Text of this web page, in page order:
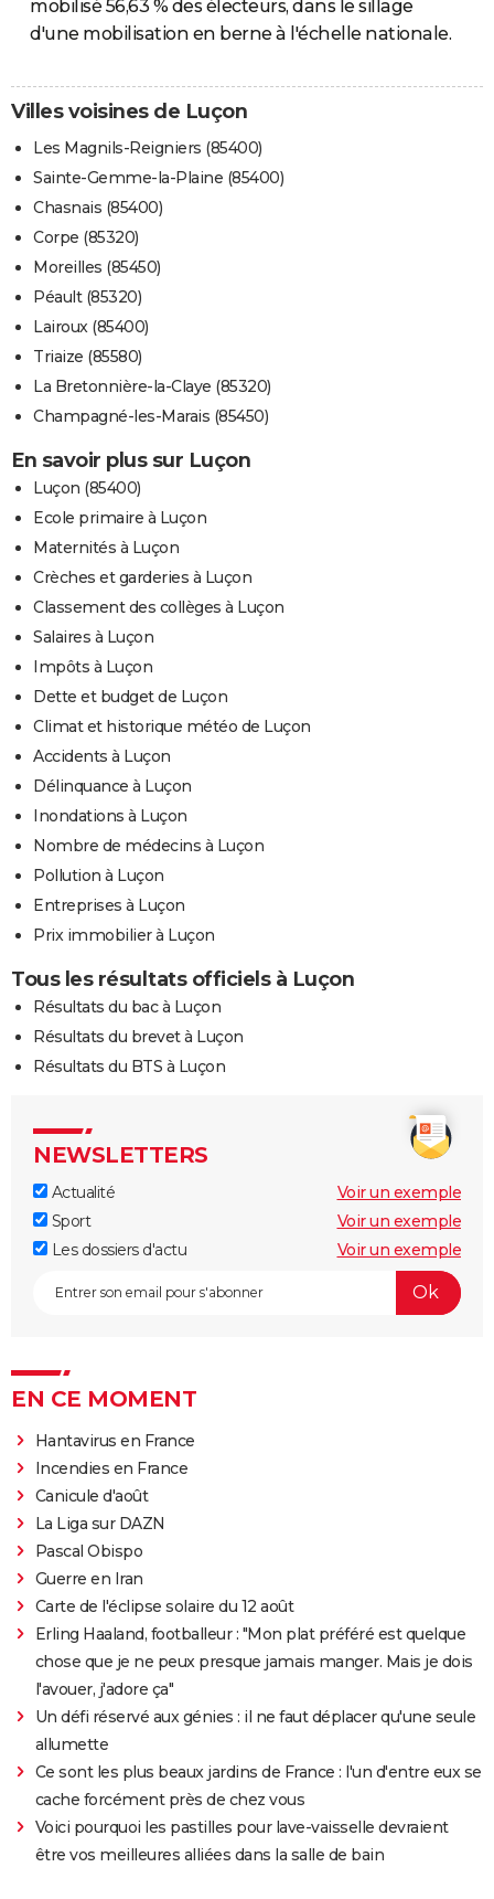
mobilisé 56,63 % des électeurs, dans le sillage
d'une mobilisation en berne à l'échelle nationale.
Villes voisines de Luçon
Les Magnils-Reigniers (85400)
Sainte-Gemme-la-Plaine (85400)
Chasnais (85400)
Corpe (85320)
Moreilles (85450)
Péault (85320)
Lairoux (85400)
Triaize (85580)
La Bretonnière-la-Claye (85320)
Champagné-les-Marais (85450)
En savoir plus sur Luçon
Luçon (85400)
Ecole primaire à Luçon
Maternités à Luçon
Crèches et garderies à Luçon
Classement des collèges à Luçon
Salaires à Luçon
Impôts à Luçon
Dette et budget de Luçon
Climat et historique météo de Luçon
Accidents à Luçon
Délinquance à Luçon
Inondations à Luçon
Nombre de médecins à Luçon
Pollution à Luçon
Entreprises à Luçon
Prix immobilier à Luçon
Tous les résultats officiels à Luçon
Résultats du bac à Luçon
Résultats du brevet à Luçon
Résultats du BTS à Luçon
NEWSLETTERS
Actualité
Voir un exemple
Sport
Voir un exemple
Les dossiers d'actu
Voir un exemple
EN CE MOMENT
Hantavirus en France
Incendies en France
Canicule d'août
La Liga sur DAZN
Pascal Obispo
Guerre en Iran
Carte de l'éclipse solaire du 12 août
Erling Haaland, footballeur : "Mon plat préféré est quelque
chose que je ne peux presque jamais manger. Mais je dois
l'avouer, j'adore ça"
Un défi réservé aux génies : il ne faut déplacer qu'une seule
allumette
Ce sont les plus beaux jardins de France : l'un d'entre eux se
cache forcément près de chez vous
Voici pourquoi les pastilles pour lave-vaisselle devraient
être vos meilleures alliées dans la salle de bain